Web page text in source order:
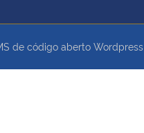
de código aberto Wordpress